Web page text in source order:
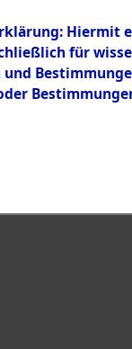
Kommentar
Orten Kemnath -
Hiermit
für